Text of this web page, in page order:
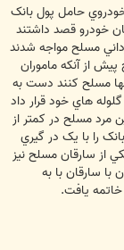
زماني که خودروي حامل پول بانک
خودرو قصد داشتند
مسلح مواجه شدند
از آنکه ماموران
مسلح کنند دست به
هاي خود قرار داد
مرد مسلح در کمتر از
را با يک در گيري
از سارقان مسلح نيز
سارقان با به
يافت.